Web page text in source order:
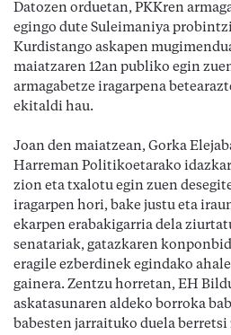
Datozen orduetan, PKKren
egingo dute Suleimaniya
Kurdistango askapen
maiatzaren 12an publiko egin
armagabetze iragarpena
ekitaldi hau.
Joan den maiatzean, Gorka
Harreman Politikoetarako
zion eta txalotu egin zuen
iragarpen hori, bake justu eta
ekarpen erabakigarria dela
senatariak, gatazkaren
eragile ezberdinek egindako
gainera. Zentzu horretan, EH
askatasunaren aldeko borroka
babesten jarraituko duela berretsi